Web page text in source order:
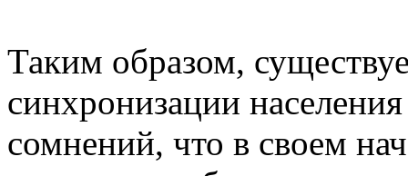
Таким образом,
синхронизации
сомнений, что в своем